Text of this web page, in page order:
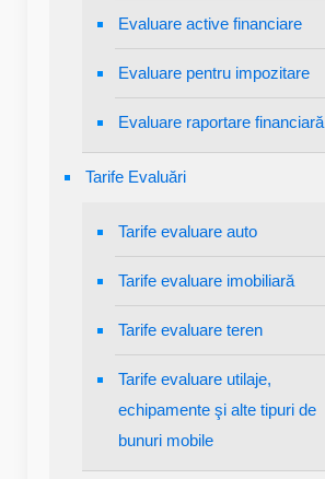
Evaluare active financiare
Evaluare pentru impozitare
Evaluare raportare financiară
Tarife Evaluări
Tarife evaluare auto
Tarife evaluare imobiliară
Tarife evaluare teren
Tarife evaluare utilaje,
echipamente şi alte tipuri de
bunuri mobile